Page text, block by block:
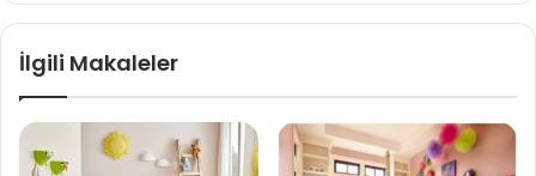
İlgili Makaleler